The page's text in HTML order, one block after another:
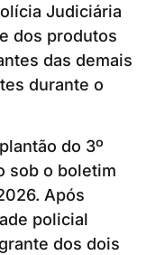
Judiciária
dos produtos
das demais
durante o
do 3º
sob o boletim
Após
policial
dos dois